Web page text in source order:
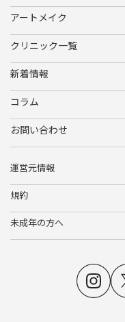
アートメイク
クリニック一覧
新着情報
コラム
お問い合わせ
運営元情報
規約
未成年の方へ